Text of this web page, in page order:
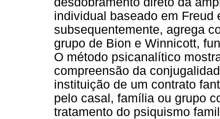
individual baseado em Freud
subsequentemente, agrega
grupo de Bion e Winnicott,
O método psicanalítico
compreensão da
instituição de um contrato
pelo casal, família ou grupo
tratamento do psiquismo